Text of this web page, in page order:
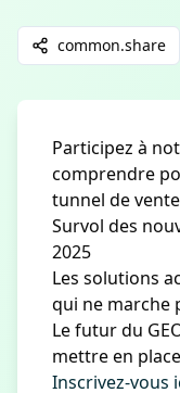
common.share
Participez à
comprendre
tunnel de
Survol des
2025
Les solutions
qui ne marche
Le futur du
mettre en place
Inscrivez-vous